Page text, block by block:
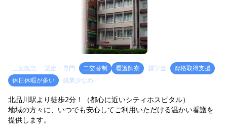
三次救急 認定・専門 二交替制 看護師寮 奨学金
資格取得支援
休日休暇が多い
残業少なめ
北品川駅より徒歩2分！（都心に近いシティホスピタル）
地域の方々に、いつでも安心してご利用いただける温かい看護を
提供します。